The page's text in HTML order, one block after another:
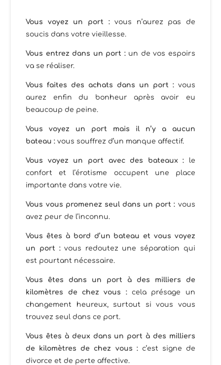
Vous voyez un port :vous n’aurez pas de
soucis dans votre vieillesse.
Vous entrez dans un port : un de vos espoirs
va se réaliser.
Vous faites des achats dans un port : vous
aurez enfin du bonheur après avoir eu
beaucoup de peine.
Vous voyez un port mais il n’y a aucun
bateau :vous souffrez d’un manque affectif.
Vous voyez un port avec des bateaux : le
confort et l’érotisme occupent une place
importante dans votre vie.
Vous vous promenez seul dans un port : vous
avez peur de l’inconnu.
Vous êtes à bord d’un bateau et vous voyez
un port :vous redoutez une séparation qui
est pourtant nécessaire.
Vous êtes dans un port à des milliers de
kilomètres de chez vous : cela présage un
changement heureux, surtout si vous vous
trouvez seul dans ce port.
Vous êtes à deux dans un port à des milliers
de kilomètres de chez vous : c’est signe de
divorce et de perte affective.